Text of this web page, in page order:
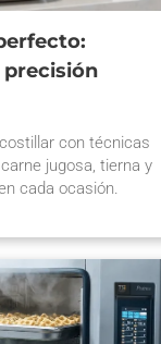
precisión
con técnicas
jugosa, tierna y
cada ocasión.